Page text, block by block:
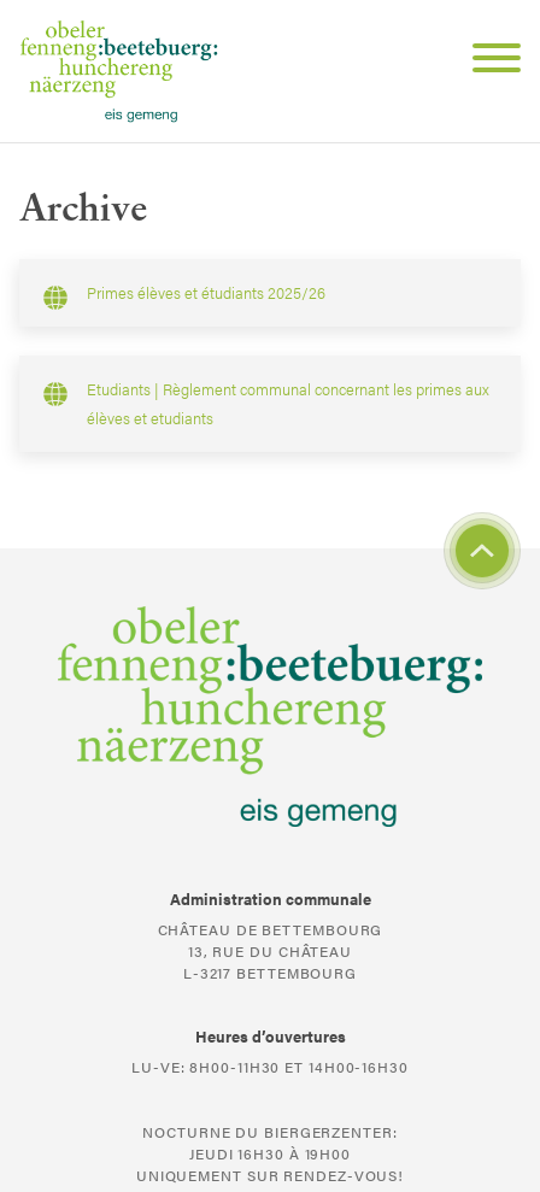
Archive
Primes élèves et étudiants 2025/26
Etudiants | Règlement communal concernant les primes aux
élèves et etudiants
Administration communale
CHÂTEAU DE BETTEMBOURG
13, RUE DU CHÂTEAU
L-3217 BETTEMBOURG
Heures d’ouvertures
LU-VE: 8H00-11H30 ET 14H00-16H30
NOCTURNE DU BIERGERZENTER:
JEUDI 16H30 À 19H00
UNIQUEMENT SUR RENDEZ-VOUS!